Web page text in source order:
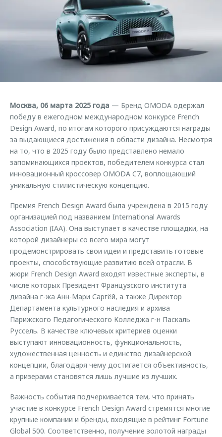
Кредитный калькулятор
Аксессуары
Одежда и сувениры
Трейд-ин
Калькулятор трейд-ин
Руководства по эксплуатации
Клиентская поддержка
O&J Автоклуб
Клуб владельцев OMODA
Одежда и сувениры
Оригинальные аксессуары
Запчасти
Обратная связь
Москва, 06 марта 2025 года — Бренд OMODA одержал
победу в ежегодном международном конкурсе French
Design Award, по итогам которого присуждаются награды
за выдающиеся достижения в области дизайна. Несмотря
на то, что в 2025 году было представлено немало
запоминающихся проектов, победителем конкурса стал
инновационный кроссовер OMODA C7, воплощающий
уникальную стилистическую концепцию.
Премия French Design Award была учреждена в 2015 году
организацией под названием International Awards
Association (IAA). Она выступает в качестве площадки, на
которой дизайнеры со всего мира могут
продемонстрировать свои идеи и представить готовые
проекты, способствующие развитию всей отрасли. В
жюри French Design Award входят известные эксперты, в
числе которых Президент Французского института
дизайна г-жа Анн-Мари Саргёй, а также Директор
Департамента культурного наследия и архива
Парижского Педагогического Колледжа г-н Паскаль
Руссель. В качестве ключевых критериев оценки
выступают инновационность, функциональность,
художественная ценность и единство дизайнерской
концепции, благодаря чему достигается объективность,
а призерами становятся лишь лучшие из лучших.
Важность события подчеркивается тем, что принять
участие в конкурсе French Design Award стремятся многие
крупные компании и бренды, входящие в рейтинг Fortune
Global 500. Соответственно, получение золотой награды